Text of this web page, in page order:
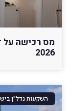
מס רכישה על
2026
השקעות נדל"ן